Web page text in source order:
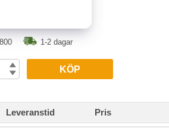
1-2 dagar
KÖP
Leveranstid Pris